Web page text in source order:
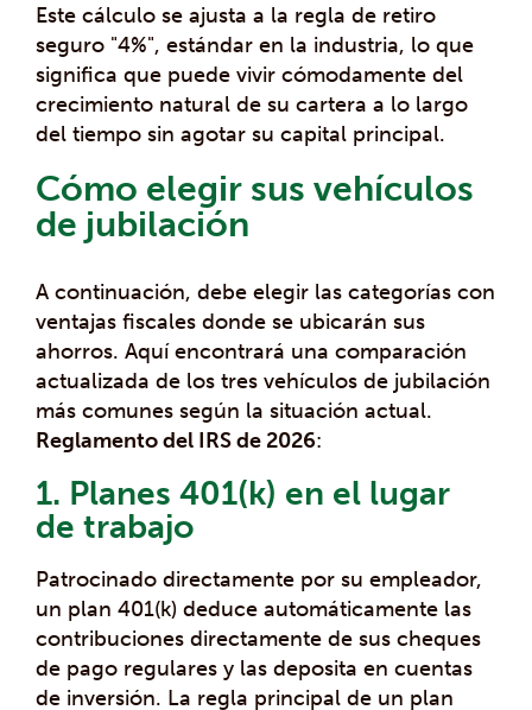
Este cálculo se ajusta a la regla de retiro
seguro "4%", estándar en la industria, lo que
significa que puede vivir cómodamente del
crecimiento natural de su cartera a lo largo
del tiempo sin agotar su capital principal.
Cómo elegir sus vehículos
de jubilación
A continuación, debe elegir las categorías con
ventajas fiscales donde se ubicarán sus
ahorros. Aquí encontrará una comparación
actualizada de los tres vehículos de jubilación
más comunes según la situación actual.
Reglamento del IRS de 2026:
1. Planes 401(k) en el lugar
de trabajo
Patrocinado directamente por su empleador,
un plan 401(k) deduce automáticamente las
contribuciones directamente de sus cheques
de pago regulares y las deposita en cuentas
de inversión. La regla principal de un plan